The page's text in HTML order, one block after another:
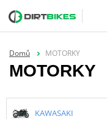
Domů MOTORKY
MOTORKY
KAWASAKI